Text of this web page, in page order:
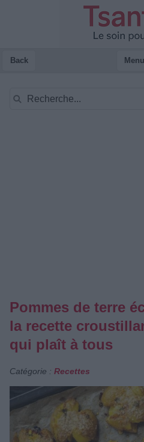
Back Menu
Pommes de terre
la recette
qui plaît à tous
Catégorie : Recettes